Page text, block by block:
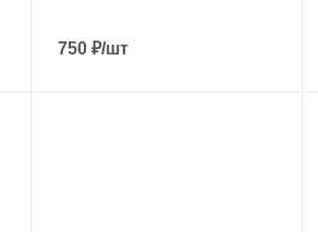
750 ₽/шт